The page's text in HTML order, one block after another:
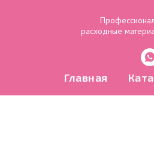
расходные
Главная